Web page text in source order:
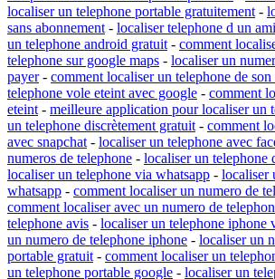
localiser un telephone portable gratuitement -
sans abonnement - localiser telephone d un ami
un telephone android gratuit - comment
telephone sur google maps - localiser un
payer- comment localiser un telephone de son
telephone vole eteint avec google - comment
eteint - meilleure application pour localiser un
un telephone discrètement gratuit - comment
avec snapchat - localiser un telephone avec
numeros de telephone - localiser un telephone
localiser un telephone via whatsapp - localiser
whatsapp - comment localiser un numero de
comment localiser avec un numero de
telephone avis - localiser un telephone iphone
un numero de telephone iphone - localiser un
portable gratuit - comment localiser un
un telephone portable google - localiser un